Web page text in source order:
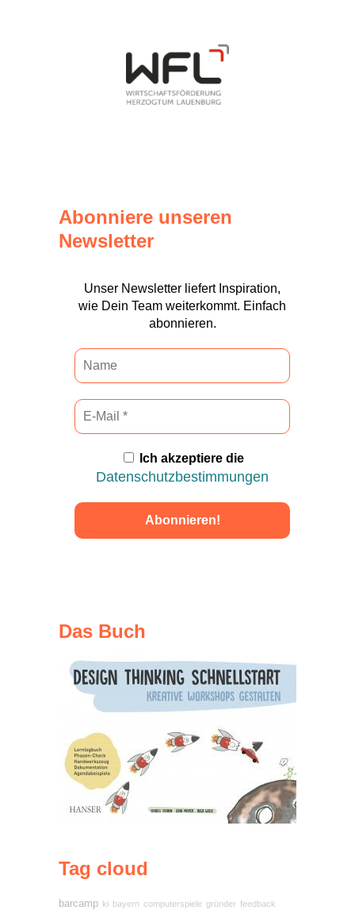
Abonniere unseren
Newsletter
Unser Newsletter liefert Inspiration,
wie Dein Team weiterkommt. Einfach
abonnieren.
Ich akzeptiere die
Datenschutzbestimmungen
Das Buch
Tag cloud
barcamp ki bayern computerspiele gründer feedback